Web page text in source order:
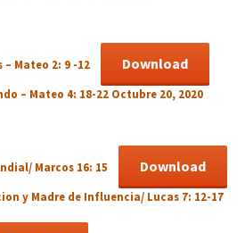
– Mateo 2: 9 -12 Download
– Mateo 4: 18-22 Octubre 20, 2020
/ Marcos 16: 15 Download
y Madre de Influencia/ Lucas 7: 12-17